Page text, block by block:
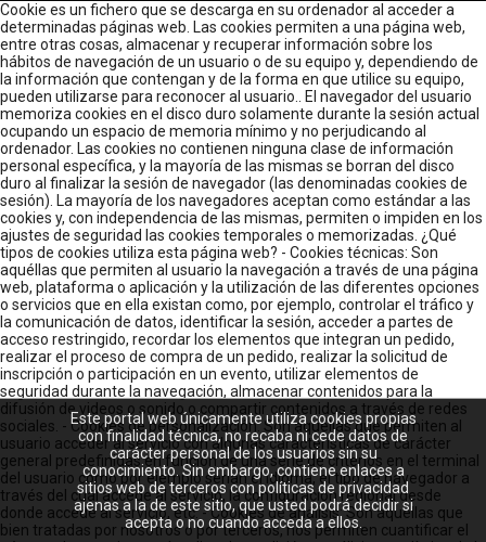
Cookie es un fichero que se descarga en su ordenador al acceder a
determinadas páginas web. Las cookies permiten a una página web,
entre otras cosas, almacenar y recuperar información sobre los
hábitos de navegación de un usuario o de su equipo y, dependiendo de
la información que contengan y de la forma en que utilice su equipo,
pueden utilizarse para reconocer al usuario.. El navegador del usuario
memoriza cookies en el disco duro solamente durante la sesión actual
ocupando un espacio de memoria mínimo y no perjudicando al
ordenador. Las cookies no contienen ninguna clase de información
personal específica, y la mayoría de las mismas se borran del disco
duro al finalizar la sesión de navegador (las denominadas cookies de
sesión). La mayoría de los navegadores aceptan como estándar a las
cookies y, con independencia de las mismas, permiten o impiden en los
ajustes de seguridad las cookies temporales o memorizadas. ¿Qué
tipos de cookies utiliza esta página web? - Cookies técnicas: Son
aquéllas que permiten al usuario la navegación a través de una página
web, plataforma o aplicación y la utilización de las diferentes opciones
o servicios que en ella existan como, por ejemplo, controlar el tráfico y
la comunicación de datos, identificar la sesión, acceder a partes de
acceso restringido, recordar los elementos que integran un pedido,
realizar el proceso de compra de un pedido, realizar la solicitud de
inscripción o participación en un evento, utilizar elementos de
seguridad durante la navegación, almacenar contenidos para la
difusión de videos o sonido o compartir contenidos a través de redes
sociales. - Cookies de personalización: Son aquéllas que permiten al
usuario acceder al servicio con algunas características de carácter
general predefinidas en función de una serie de criterios en el terminal
del usuario como por ejemplo serian el idioma, el tipo de navegador a
través del cual accede al servicio, la configuración regional desde
donde accede al servicio, etc. - Cookies de análisis: Son aquéllas que
bien tratadas por nosotros o por terceros, nos permiten cuantificar el
Este portal web únicamente utiliza cookies propias
con finalidad técnica, no recaba ni cede datos de
carácter personal de los usuarios sin su
conocimiento. Sin embargo, contiene enlaces a
sitios web de terceros con políticas de privacidad
ajenas a la de este sitio, que usted podrá decidir si
acepta o no cuando acceda a ellos.